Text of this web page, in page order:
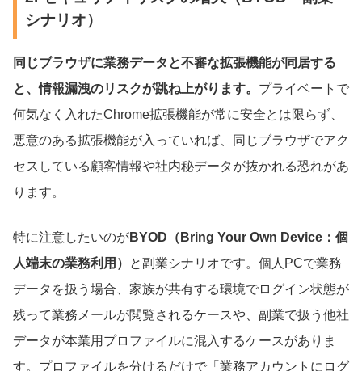
シナリオ）
同じブラウザに業務データと不審な拡張機能が同居する
と、情報漏洩のリスクが跳ね上がります。 プライベートで
何気なく入れたChrome拡張機能が常に安全とは限らず、
悪意のある拡張機能が入っていれば、同じブラウザでアク
セスしている顧客情報や社内秘データが抜かれる恐れがあ
ります。
特に注意したいのがBYOD（Bring Your Own Device：個
人端末の業務利用）
と副業シナリオです。個人PCで業務
データを扱う場合、家族が共有する環境でログイン状態が
残って業務メールが閲覧されるケースや、副業で扱う他社
データが本業用プロファイルに混入するケースがありま
す。プロファイルを分けるだけで「業務アカウントにログ